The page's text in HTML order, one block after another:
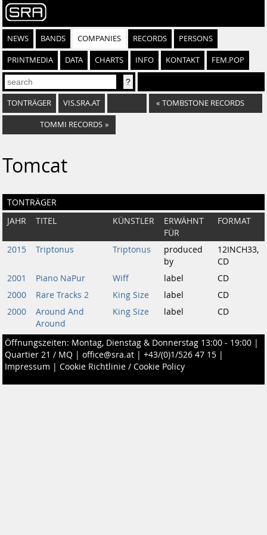
NEWS BANDS COMPANIES RECORDS PERSONS
PRINTMEDIA DATA CHARTS INFO KONTAKT FEM.POP
TONTRÄGER VIS.SRA.AT « TOMBSTONE RECORDS
TOMMI RECORDS »
Tomcat
TONTRÄGER
JAHR TITEL KÜNSTLER
ERWÄHNT
FÜR
FORMAT
2015 Triptonus Triptonus
produced
by
12INCH33,
CD
2001
Piano NaPur Wiff label
CD
2000
Rare Tracks 2 King Size label
CD
2000
Around And
Around
King Size label CD
Öffnungszeiten: Montag, Dienstag & Donnerstag 13:00 - 19:00 |
Quartier 21 / MQ | office@sra.at | +43/(0)1/526 47 15 |
Impressum | Cookie Richtlinie / Cookie Policy